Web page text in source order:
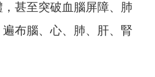
甚至突破血腦屏障、肺
布腦、心、肺、肝、腎